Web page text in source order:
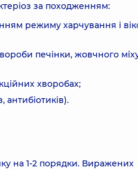
за походженням:
режиму харчування і
печінки, жовчного
хворобах;
антибіотиків).
на 1-2 порядки. Виражених